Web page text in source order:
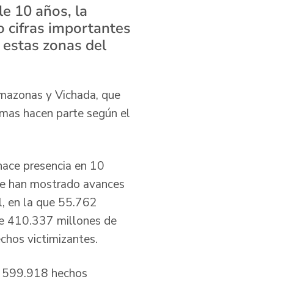
10 años, la
cifras importantes
zonas del
y Vichada, que
hacen parte según el
presencia en 10
han mostrado avances
en la que 55.762
410.337 millones de
victimizantes.
hechos